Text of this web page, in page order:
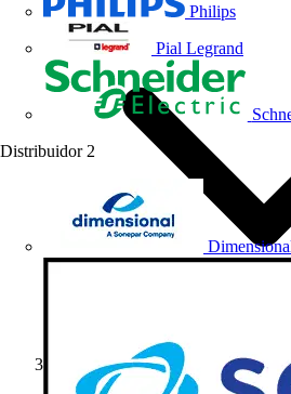
Philips
Pial Legrand
Distribuidor 2
Produtos